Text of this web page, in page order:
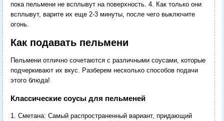
пока пельмени не всплывут на поверхность. 4. Как только они
всплывут, варите их еще 2-3 минуты, после чего выключите
огонь.
Как подавать пельмени
Пельмени отлично сочетаются с различными соусами, которые
подчеркивают их вкус. Разберем несколько способов подачи
этого блюда!
Классические соусы для пельменей
1. Сметана: Самый распространенный вариант, придающий